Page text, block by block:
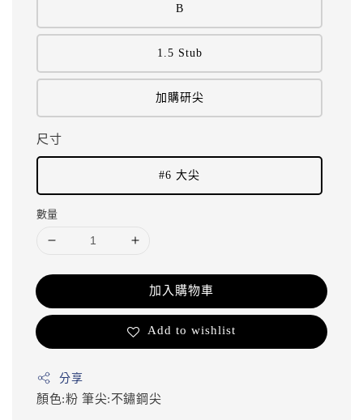
B
1.5 Stub
加購研尖
尺寸
#6 大尖
數量
加入購物車
Add to wishlist
分享
顏色:粉 筆尖:不鏽鋼尖